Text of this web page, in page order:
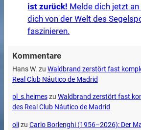
ist zurück! Melde dich jetzt
dich von der Welt des
faszinieren.
Kommentare
Hans W. zu Waldbrand zerstört fast
Real Club Náutico de Madrid
pl_s.heimeszu Waldbrand zerstört fast
des Real Club Náutico de Madrid
olizu Carlo Borlenghi (1956–2026): Der